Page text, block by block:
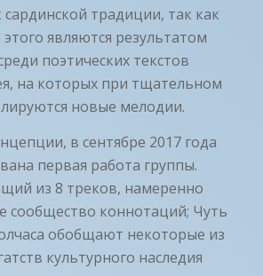
традиции, так как
являются результатом
поэтических текстов
на которых при тщательном
новые мелодии.
в сентябре 2017 года
первая работа группы.
из 8 треков, намеренно
сообщество коннотаций; Чуть
обобщают некоторые из
культурного наследия